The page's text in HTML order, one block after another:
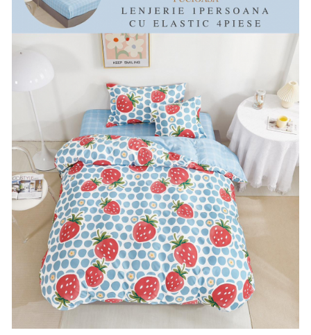
Lenjerii Creponate
Lenjerii de finet Iprimate Digital
Lenjerii de pat Bumbac 100%
Lenjerii de pat Finet + 2 Draperii
Lenjerii de pat Saten 4 piese cu
elastic